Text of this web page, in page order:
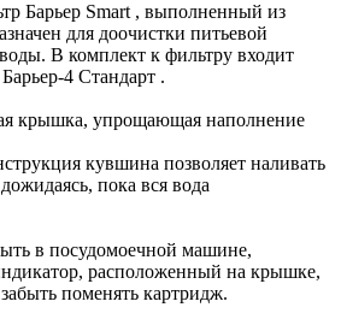
Барьер Smart , выполненный из
для доочистки питьевой
В комплект к фильтру входит
4 Стандарт .
крышка, упрощающая наполнение
кувшина позволяет наливать
пока вся вода
в посудомоечной машине,
расположенный на крышке,
поменять картридж.